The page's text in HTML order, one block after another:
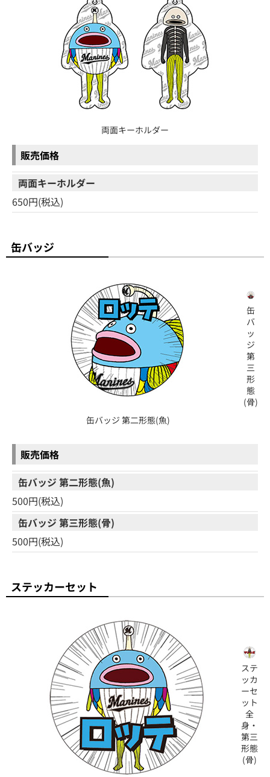
両面キーホルダー
販売価格
両面キーホルダー
650円(税込)
缶バッジ
缶バッジ 第二形態(魚)
缶
バ
ッ
ジ
第
三
形
態
(骨)
販売価格
缶バッジ 第二形態(魚)
500円(税込)
缶バッジ 第三形態(骨)
500円(税込)
ステッカーセット
ステ
ッカ
ーセ
ット
全
身・
第三
形態
(骨)